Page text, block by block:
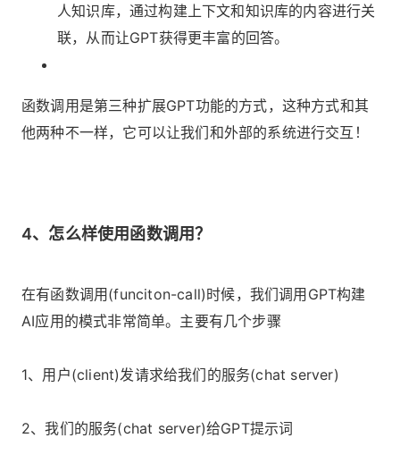
人知识库，通过构建上下文和知识库的内容进行关
联，从而让GPT获得更丰富的回答。
函数调用是第三种扩展GPT功能的方式，这种方式和其
他两种不一样，它可以让我们和外部的系统进行交互！
4、怎么样使用函数调用？
在有函数调用(funciton-call)时候，我们调用GPT构建
AI应用的模式非常简单。主要有几个步骤
1、用户(client)发请求给我们的服务(chat server)
2、我们的服务(chat server)给GPT提示词